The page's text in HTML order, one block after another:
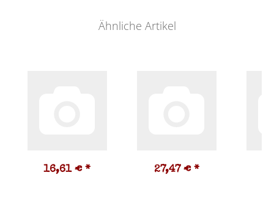
Ähnliche Artikel
16,61 € * 27,47 € *